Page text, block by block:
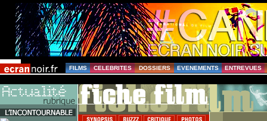
FILMS CELEBRITES DOSSIERS EVENEMENTS ENTREVUES